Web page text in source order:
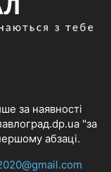
за наявності
"за
абзаці.